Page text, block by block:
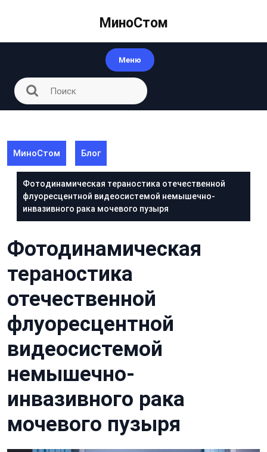
МиноСтом
Меню
МиноСтом Блог
Фотодинамическая тераностика отечественной
флуоресцентной видеосистемой немышечно-
инвазивного рака мочевого пузыря
Фотодинамическая
тераностика
отечественной
флуоресцентной
видеосистемой
немышечно-
инвазивного рака
мочевого пузыря